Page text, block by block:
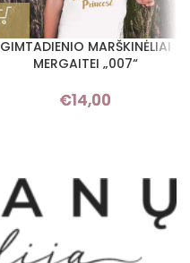
GIMTADIENIO MARŠKINĖLIAI
MERGAITEI „007“
€14,00